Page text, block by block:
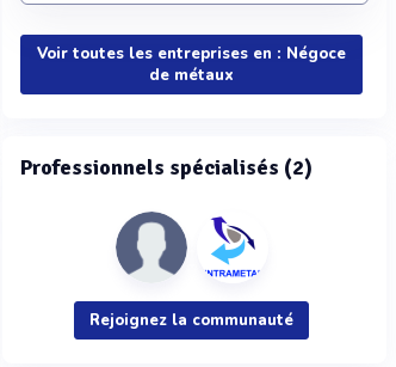
Voir toutes les entreprises en : Négoce
de métaux
Professionnels spécialisés (2)
Rejoignez la communauté